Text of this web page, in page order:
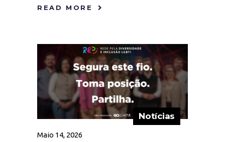
READ MORE
Notícias
Maio 14, 2026